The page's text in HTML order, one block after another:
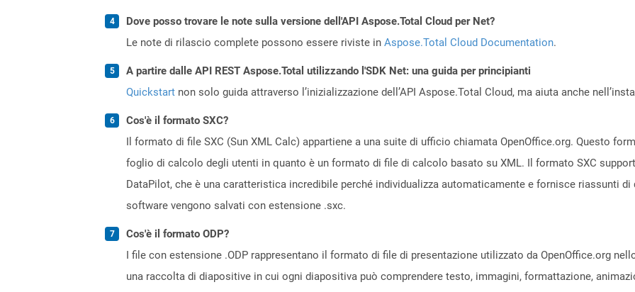
Dove posso trovare le note sulla versione dell'API Aspose.Total Cloud per Net?
Le note di rilascio complete possono essere riviste in Aspose.Total Cloud Documentation.
A partire dalle API REST Aspose.Total utilizzando l'SDK Net: una guida per principianti
Quickstart non solo guida attraverso l’inizializzazione dell’API Aspose.Total Cloud, ma aiuta anche
Cos'è il formato SXC?
Il formato di file SXC (Sun XML Calc) appartiene a una suite di ufficio chiamata OpenOffice.org. Questo
foglio di calcolo degli utenti in quanto è un formato di file di calcolo basato su XML. Il formato SXC
DataPilot, che è una caratteristica incredibile perché individualizza automaticamente e fornisce riassunti
software vengono salvati con estensione .sxc.
Cos'è il formato ODP?
I file con estensione .ODP rappresentano il formato di file di presentazione utilizzato da OpenOffice.org
una raccolta di diapositive in cui ogni diapositiva può comprendere testo, immagini, formattazione,